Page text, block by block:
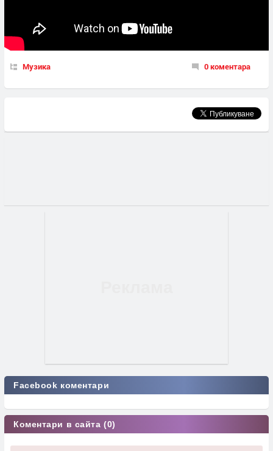
Музика 0 коментара
Facebook коментари
Коментари в сайта (0)